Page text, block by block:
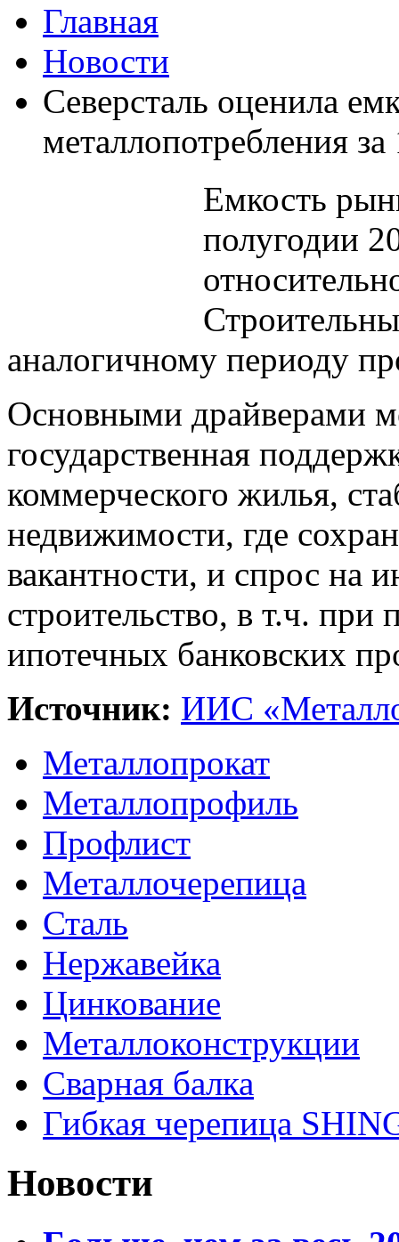
Главная
Новости
Северсталь оценила
металлопотребления
Емкость
полугодии
аналогичному периоду
Основными драйверами
государственная
коммерческого жилья,
недвижимости, где
вакантности, и спрос на
строительство, в т.ч.
ипотечных банковских
Источник: ИИС
Металлопрокат
Металлопрофиль
Профлист
Металлочерепица
Сталь
Нержавейка
Цинкование
Металлоконструкции
Сварная балка
Гибкая черепица
Новости